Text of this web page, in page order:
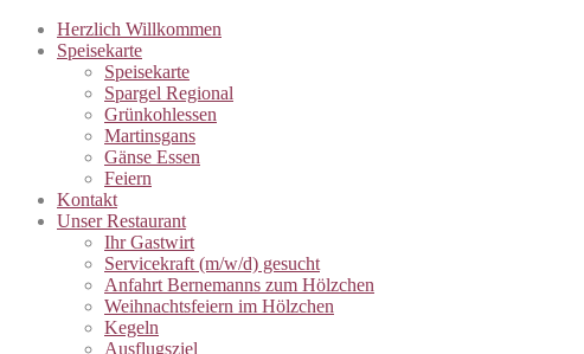
Herzlich Willkommen
Speisekarte
Speisekarte
Spargel Regional
Grünkohlessen
Martinsgans
Gänse Essen
Feiern
Kontakt
Unser Restaurant
Ihr Gastwirt
Servicekraft (m/w/d) gesucht
Anfahrt Bernemanns zum Hölzchen
Weihnachtsfeiern im Hölzchen
Kegeln
Ausflugsziel